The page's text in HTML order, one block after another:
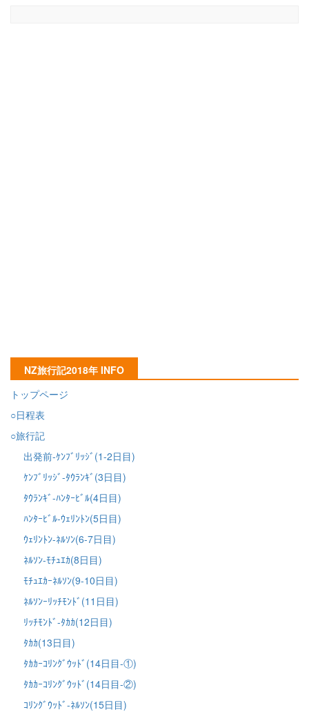
NZ旅行記2018年 INFO
トップページ
○日程表
○旅行記
出発前-ｹﾝﾌﾞﾘｯｼﾞ(1-2日目)
ｹﾝﾌﾞﾘｯｼﾞ-ﾀｳﾗﾝｷﾞ(3日目)
ﾀｳﾗﾝｷﾞ-ﾊﾝﾀｰﾋﾞﾙ(4日目)
ﾊﾝﾀｰﾋﾞﾙ-ｳｪﾘﾝﾄﾝ(5日目)
ｳｪﾘﾝﾄﾝ-ﾈﾙｿﾝ(6-7日目)
ﾈﾙｿﾝ-ﾓﾁｭｴｶ(8日目)
ﾓﾁｭｴｶｰﾈﾙｿﾝ(9-10日目)
ﾈﾙｿﾝｰﾘｯﾁﾓﾝﾄﾞ(11日目)
ﾘｯﾁﾓﾝﾄﾞ-ﾀｶｶ(12日目)
ﾀｶｶ(13日目)
ﾀｶｶｰｺﾘﾝｸﾞｳｯﾄﾞ(14日目-①)
ﾀｶｶｰｺﾘﾝｸﾞｳｯﾄﾞ(14日目-②)
ｺﾘﾝｸﾞｳｯﾄﾞ-ﾈﾙｿﾝ(15日目)